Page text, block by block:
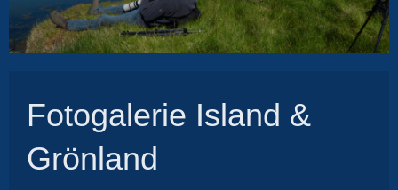
Fotogalerie Island &
Grönland